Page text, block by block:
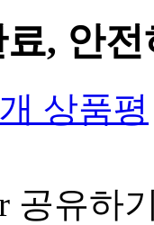
, 안
상품평
공유하기